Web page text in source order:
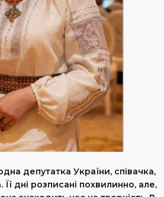
депутатка України, співачка,
дні розписані похвилинно, але,